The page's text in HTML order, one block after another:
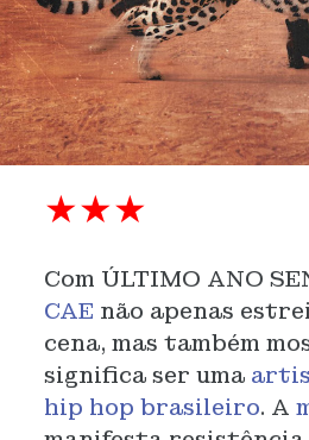
★★★
Com ÚLTIMO ANO
CAE não apenas
cena, mas também
significa ser uma
hip hop brasileiro. A